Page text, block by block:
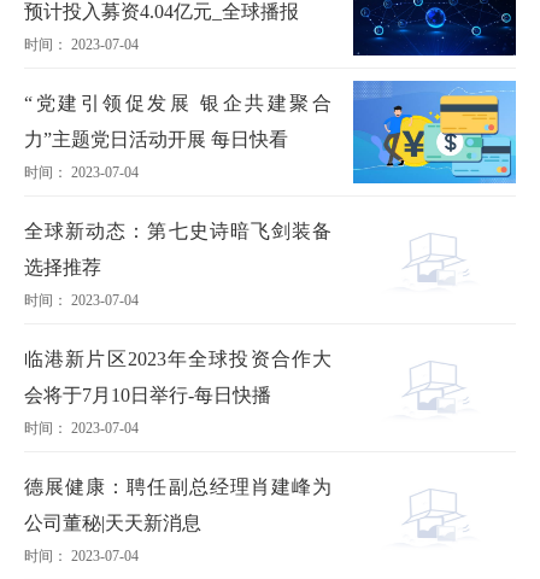
预计投入募资4.04亿元_全球播报
时间： 2023-07-04
“党建引领促发展 银企共建聚合
力”主题党日活动开展 每日快看
时间： 2023-07-04
全球新动态：第七史诗暗飞剑装备
选择推荐
时间： 2023-07-04
临港新片区2023年全球投资合作大
会将于7月10日举行-每日快播
时间： 2023-07-04
德展健康：聘任副总经理肖建峰为
公司董秘|天天新消息
时间： 2023-07-04